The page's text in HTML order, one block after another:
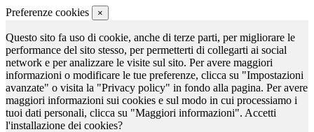
Preferenze cookies ×
Questo sito fa uso di cookie, anche di terze parti, per migliorare le
performance del sito stesso, per permetterti di collegarti ai social
network e per analizzare le visite sul sito. Per avere maggiori
informazioni o modificare le tue preferenze, clicca su "Impostazioni
avanzate" o visita la "Privacy policy" in fondo alla pagina. Per avere
maggiori informazioni sui cookies e sul modo in cui processiamo i
tuoi dati personali, clicca su "Maggiori informazioni". Accetti
l'installazione dei cookies?